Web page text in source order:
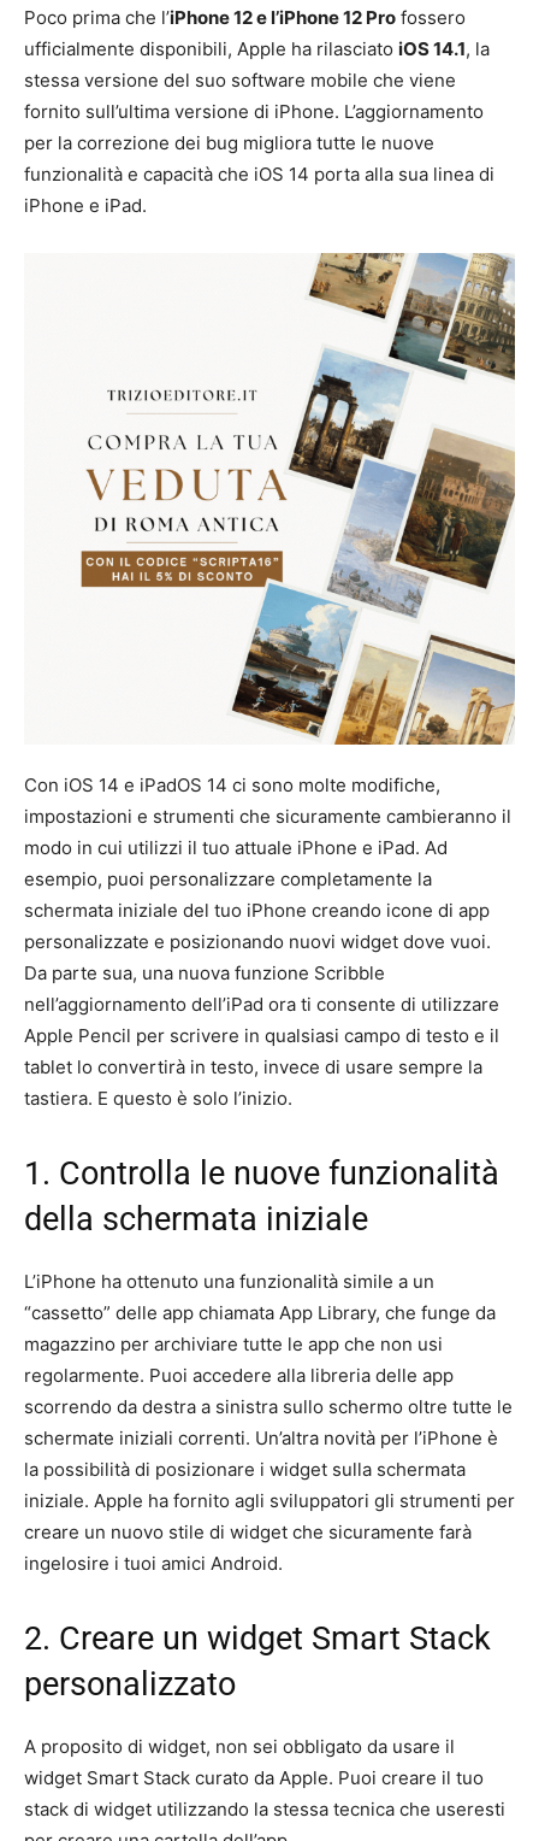
Poco prima che l’iPhone 12 e l’iPhone 12 Pro fossero
ufficialmente disponibili, Apple ha rilasciato iOS 14.1, la
stessa versione del suo software mobile che viene
fornito sull’ultima versione di iPhone. L’aggiornamento
per la correzione dei bug migliora tutte le nuove
funzionalità e capacità che iOS 14 porta alla sua linea di
iPhone e iPad.
Con iOS 14 e iPadOS 14 ci sono molte modifiche,
impostazioni e strumenti che sicuramente cambieranno il
modo in cui utilizzi il tuo attuale iPhone e iPad. Ad
esempio, puoi personalizzare completamente la
schermata iniziale del tuo iPhone creando icone di app
personalizzate e posizionando nuovi widget dove vuoi.
Da parte sua, una nuova funzione Scribble
nell’aggiornamento dell’iPad ora ti consente di utilizzare
Apple Pencil per scrivere in qualsiasi campo di testo e il
tablet lo convertirà in testo, invece di usare sempre la
tastiera. E questo è solo l’inizio.
1. Controlla le nuove funzionalità
della schermata iniziale
L’iPhone ha ottenuto una funzionalità simile a un
“cassetto” delle app chiamata App Library, che funge da
magazzino per archiviare tutte le app che non usi
regolarmente. Puoi accedere alla libreria delle app
scorrendo da destra a sinistra sullo schermo oltre tutte le
schermate iniziali correnti. Un’altra novità per l’iPhone è
la possibilità di posizionare i widget sulla schermata
iniziale. Apple ha fornito agli sviluppatori gli strumenti per
creare un nuovo stile di widget che sicuramente farà
ingelosire i tuoi amici Android.
2. Creare un widget Smart Stack
personalizzato
A proposito di widget, non sei obbligato da usare il
widget Smart Stack curato da Apple. Puoi creare il tuo
stack di widget utilizzando la stessa tecnica che useresti